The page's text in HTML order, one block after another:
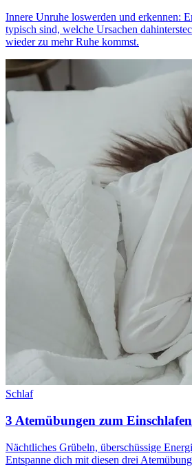
Innere Unruhe loswerden und erkennen:
typisch sind, welche Ursachen
wieder zu mehr Ruhe kommst.
Schlaf
3 Atemübungen zum Einschlafen
Nächtliches Grübeln, überschüssige
Entspanne dich mit diesen drei